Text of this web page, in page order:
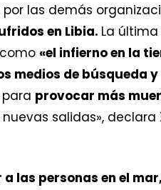
las demás
en Libia. La
«el infierno en la
medios de búsqueda y
provocar más
salidas», declara
las personas en el